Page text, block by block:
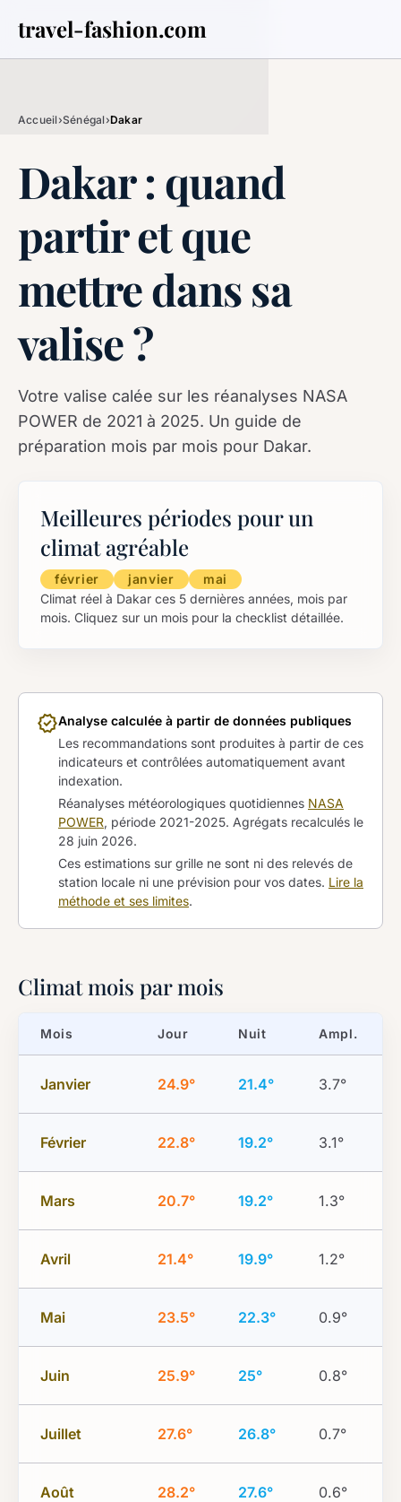
travel-fashion.com
Accueil›Sénégal›Dakar
Dakar : quand
partir et que
mettre dans sa
valise ?
Votre valise calée sur les réanalyses NASA
POWER de 2021 à 2025. Un guide de
préparation mois par mois pour Dakar.
Meilleures périodes pour un
climat agréable
février janvier
mai
Climat réel à Dakar ces 5 dernières années, mois par
mois. Cliquez sur un mois pour la checklist détaillée.
verifiedAnalyse calculée à partir de données publiques
Les recommandations sont produites à partir de ces
indicateurs et contrôlées automatiquement avant
indexation.
Réanalyses météorologiques quotidiennes NASA
POWER, période 2021-2025. Agrégats recalculés le
28 juin 2026.
Ces estimations sur grille ne sont ni des relevés de
station locale ni une prévision pour vos dates. Lire la
méthode et ses limites.
Climat mois par mois
Mois Jour Nuit Ampl.
Janvier 24.9° 21.4° 3.7°
Février 22.8° 19.2° 3.1°
Mars 20.7° 19.2° 1.3°
Avril 21.4° 19.9° 1.2°
Mai 23.5° 22.3° 0.9°
Juin 25.9° 25° 0.8°
Juillet 27.6° 26.8° 0.7°
Août 28.2° 27.6° 0.6°